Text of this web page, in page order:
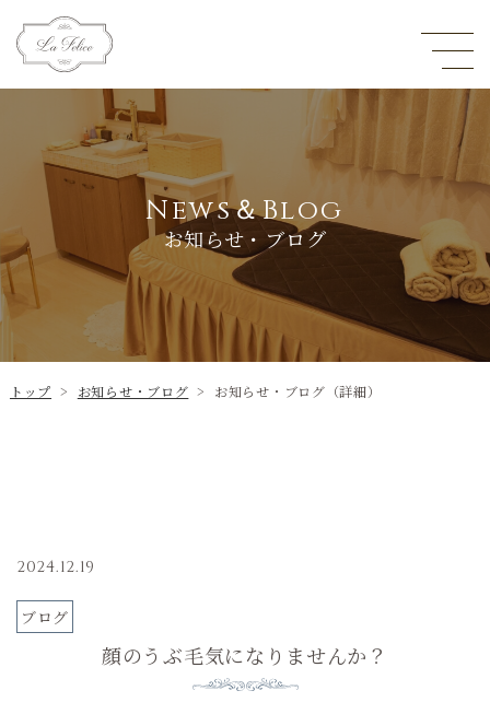
News＆Blog
お知らせ・ブログ
トップ > お知らせ・ブログ > お知らせ・ブログ（詳細）
2024.12.19
ブログ
顔のうぶ毛気になりませんか？